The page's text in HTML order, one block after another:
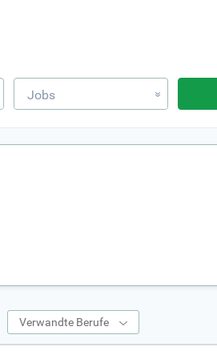
Jobs »
Verwandte Berufe